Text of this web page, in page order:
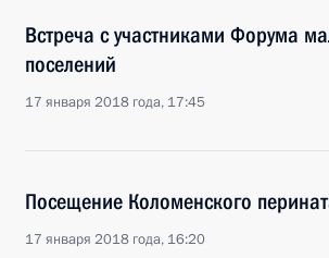
Встреча с участниками Форума
поселений
17 января 2018 года, 17:45
Посещение Коломенского
17 января 2018 года, 16:20